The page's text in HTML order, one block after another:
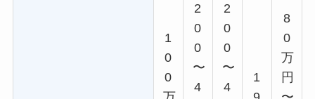
1
0
0
2
0
0
〜
4
2
0
0
〜
4
1
8
0
万
円